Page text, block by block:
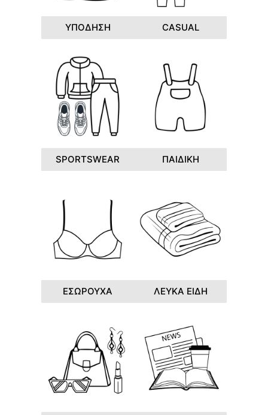
ΥΠΟΔΗΣΗ CASUAL
SPORTSWEAR ΠΑΙΔΙΚΗ
ΕΣΩΡΟΥΧΑ ΛΕΥΚΑ ΕΙΔΗ